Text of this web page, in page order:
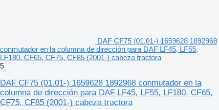
DAF CF75 (01.01-) 1659628 1892968
conmutador en la columna de dirección para DAF LF45, LF55,
LF180, CF65, CF75, CF85 (2001-) cabeza tractora
5
DAF CF75 (01.01-) 1659628 1892968 conmutador en la
columna de dirección para DAF LF45, LF55, LF180, CF65,
CF75, CF85 (2001-) cabeza tractora